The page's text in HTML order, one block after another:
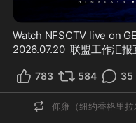
Watch NFSCTV live on
2026.07.20  联盟工作汇报
783 584 35
仰雍（纽约香格里拉